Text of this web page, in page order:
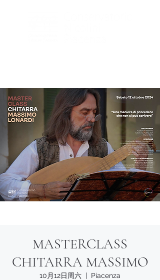
MASTERCLASS
CHITARRA MASSIMO
10月12日周六
  |
Piacenza